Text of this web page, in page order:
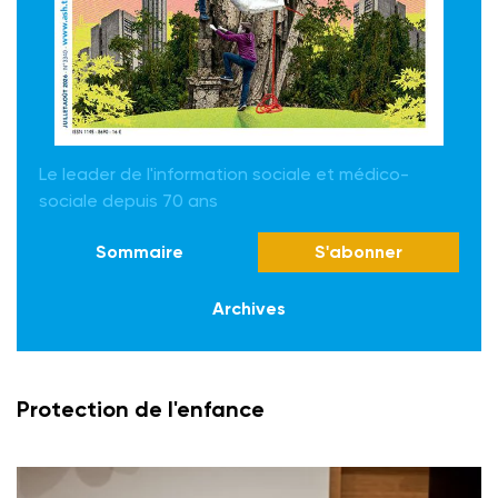
Le leader de l'information sociale et médico-
sociale depuis 70 ans
Sommaire S'abonner
Archives
Protection de l'enfance